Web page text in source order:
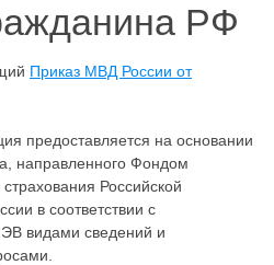
РФ
Приказ МВД России от
предоставляется на основании
направленного Фондом
Российской
в соответствии с
видами сведений и